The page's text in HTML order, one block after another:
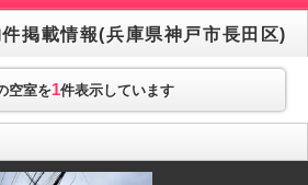
掲載情報(兵庫県神戸市長田区)
空室を1件表示しています